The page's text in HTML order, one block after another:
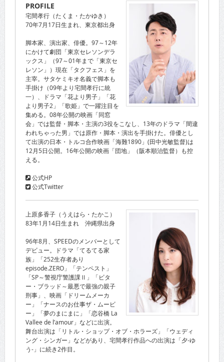
PROFILE
宅間孝行（たくま・たかゆき）
70年7月17日生まれ、東京都出身
脚本家、演出家、俳優。97～12年
にかけて劇団「東京セレソンデラ
ックス」（97～01年まで「東京セ
レソン」）現在「タクフェス」を
主宰。サタケミキオ名義で脚本も
手掛け（09年より宅間孝行に統
一）、ドラマ「花より男子」「花
より男子2」「歌姫」で一躍注目を
集める。08年公開の映画「同窓
会」では監督・脚本・主演の3役をこなし、13年のドラマ「間違
われちゃった男」では原作・脚本・演出を手掛けた。俳優とし
て出演の日本・トルコ合作映画「海難1890」(田中光敏監督)は
12月5日公開。16年公開の映画「団地」（阪本順治監督）も控
える。
公式HP
公式Twitter
上原多香子（うえはら・たかこ）
83年1月14日生まれ 沖縄県出身
96年8月、SPEEDのメンバーとして
デビュー。ドラマ「てるてる家
族」「252生存者あり
episode.ZERO」「テンペスト」
「SP～警視庁警護課Ⅱ」「ビタ
ー・ブラッド～最悪で最強の親子
刑事」、映画「ドリームメーカ
ー」「ナースのお仕事ザ・ムービ
ー」「夢のまにまに」「恋谷橋 La
Vallee de l’amour」などに出演。
舞台出演は「リトル・ショップ・オブ・ホラーズ」「ウェディ
ング・シンガー」などがあり、宅間孝行作品への出演は「夕-ゆ
う-」に続き2作目。